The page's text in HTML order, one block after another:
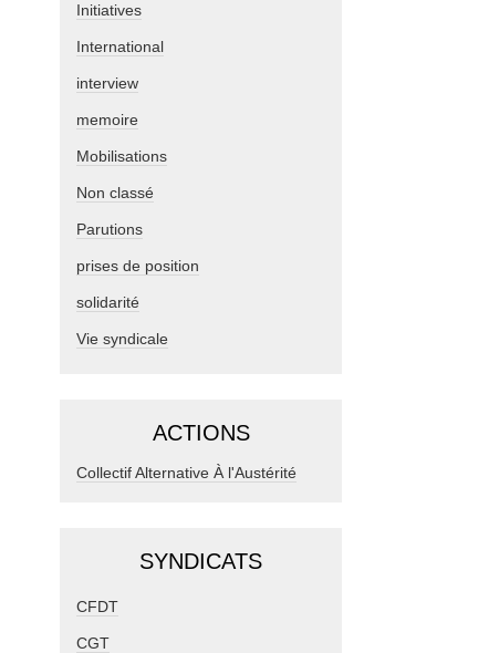
Initiatives
International
interview
memoire
Mobilisations
Non classé
Parutions
prises de position
solidarité
Vie syndicale
ACTIONS
Collectif Alternative À l'Austérité
SYNDICATS
CFDT
CGT